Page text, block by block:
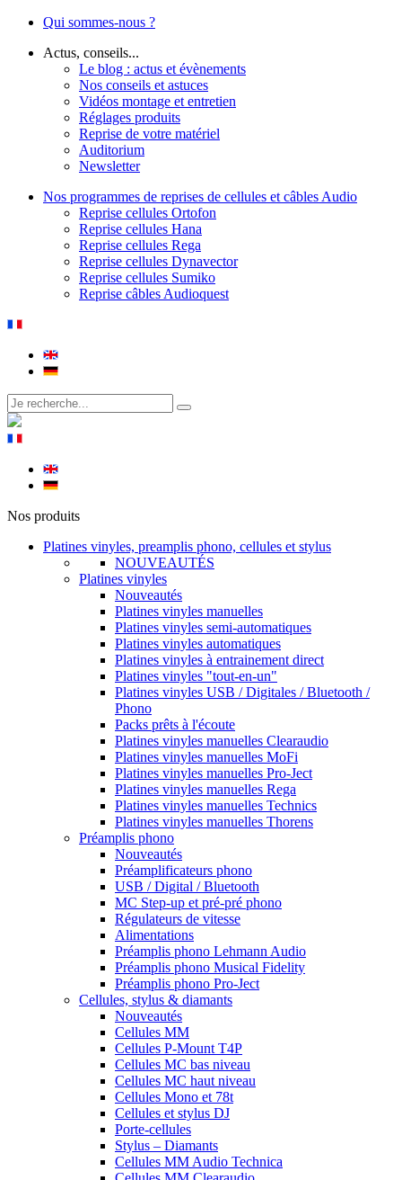
Qui sommes-nous ?
Actus, conseils...
Le blog : actus et évènements
Nos conseils et astuces
Vidéos montage et entretien
Réglages produits
Reprise de votre matériel
Auditorium
Newsletter
Nos programmes de reprises de cellules et câbles Audio
Reprise cellules Ortofon
Reprise cellules Hana
Reprise cellules Rega
Reprise cellules Dynavector
Reprise cellules Sumiko
Reprise câbles Audioquest
Nos produits
Platines vinyles, preamplis phono, cellules et stylus
NOUVEAUTÉS
Platines vinyles
Nouveautés
Platines vinyles manuelles
Platines vinyles semi-automatiques
Platines vinyles automatiques
Platines vinyles à entrainement direct
Platines vinyles "tout-en-un"
Platines vinyles USB / Digitales / Bluetooth /
Phono
Packs prêts à l'écoute
Platines vinyles manuelles Clearaudio
Platines vinyles manuelles MoFi
Platines vinyles manuelles Pro-Ject
Platines vinyles manuelles Rega
Platines vinyles manuelles Technics
Platines vinyles manuelles Thorens
Préamplis phono
Nouveautés
Préamplificateurs phono
USB / Digital / Bluetooth
MC Step-up et pré-pré phono
Régulateurs de vitesse
Alimentations
Préamplis phono Lehmann Audio
Préamplis phono Musical Fidelity
Préamplis phono Pro-Ject
Cellules, stylus & diamants
Nouveautés
Cellules MM
Cellules P-Mount T4P
Cellules MC bas niveau
Cellules MC haut niveau
Cellules Mono et 78t
Cellules et stylus DJ
Porte-cellules
Stylus – Diamants
Cellules MM Audio Technica